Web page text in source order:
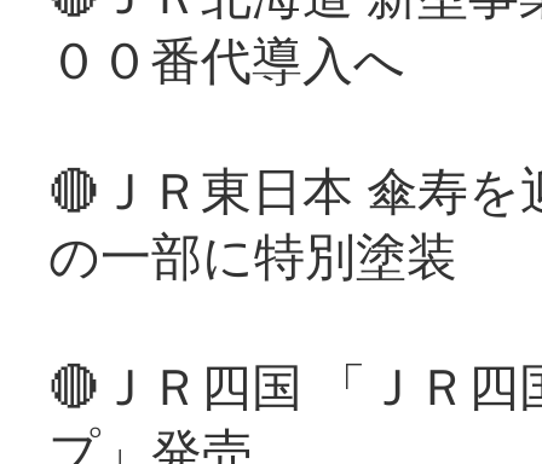
００番代導入へ
🔴ＪＲ東日本 傘寿
の一部に特別塗装
🔴ＪＲ四国 「ＪＲ